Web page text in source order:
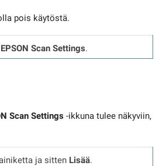
pois käytöstä.
EPSON Scan Settings.
Scan Settings-ikkuna tulee näkyviin,
ja sitten Lisää.